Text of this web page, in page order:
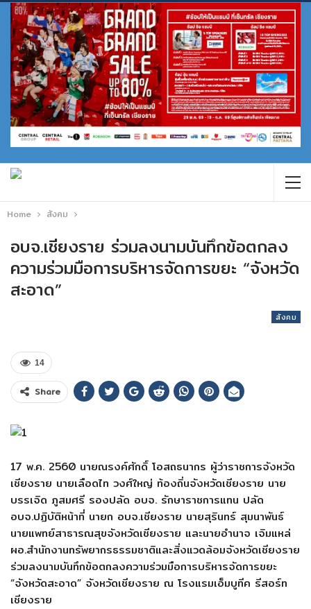
Home สังคม
อบจ.เชียงราย ร่วมลงนามบันทึกข้อตกลง
ความร่วมมือการบริหารจัดการขยะ “จังหวัด
สะอาด”
สังคม
14
Share
17 พ.ค. 2560 นายณรงค์ศักดิ์ โอสถธนากร ผู้ว่าราชการจังหวัด
เชียงราย นายเลือดไท วงศ์ใหญ่ ท้องถิ่นจังหวัดเชียงราย นาย
บรรเจิด ภูสมศรี รองปลัด อบจ. รักษาราชการแทน ปลัด
อบจ.ปฏิบัติหน้าที่ นายก อบจ.เชียงราย นายสุรินทร์ สุมนาพันธ์
นายแพทย์สาธารณสุขจังหวัดเชียงราย และนายอำนาจ เจิมแหล่
ผอ.สำนักงานทรัพยากรธรรมชาติและสิ่งแวดล้อมจังหวัดเชียงราย
ร่วมลงนามบันทึกข้อตกลงความร่วมมือการบริหารจัดการขยะ
“จังหวัดสะอาด” จังหวัดเชียงราย ณ โรงแรมเอ็มบูทีค รีสอร์ท
เชียงราย